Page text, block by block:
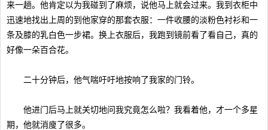
来一趟。他肯定以为我碰到了麻烦，说他马上就会过来。我到衣柜中
迅速地找出上周的到他家穿的那套衣服：一件收腰的淡粉色衬衫和一
条及膝的乳白色一步裙。换上衣服后，我跑到镜前看了看自己，真的
好像一朵百合花。
二十分钟后，他气喘吁吁地按响了我家的门铃。
他进门后马上就关切地问我究竟怎么啦？我看着他，才一个多星
期，他就消廋了很多。